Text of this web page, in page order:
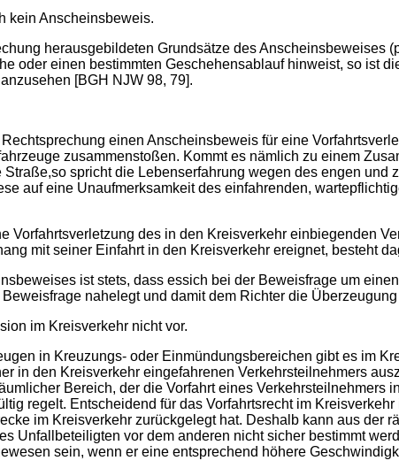
kein Anscheinsbeweis.
herausgebildeten Grundsätze des Anscheinsbeweises
oder einen bestimmten Geschehensablauf hinweist, so ist
[BGH NJW 98, 79].
einen Anscheinsbeweis für eine
zusammenstoßen. Kommt es nämlich zu einem
spricht die Lebenserfahrung wegen des engen und
auf eine Unaufmerksamkeit des einfahrenden,
Vorfahrtsverletzung des in den Kreisverkehr einbiegenden
mit seiner Einfahrt in den Kreisverkehr ereignet, besteht
ist stets, dass essich bei der Beweisfrage um
nahelegt und damit dem Richter die
im Kreisverkehr nicht vor.
in Kreuzungs- oder Einmündungsbereichen gibt es im
in den Kreisverkehr eingefahrenen Verkehrsteilnehmers
Bereich, der die Vorfahrt eines
regelt. Entscheidend für das Vorfahrtsrecht im
im Kreisverkehr zurückgelegt hat. Deshalb kann aus der
Unfallbeteiligten vor dem anderen nicht sicher bestimmt
sein, wenn er eine entsprechend höhere